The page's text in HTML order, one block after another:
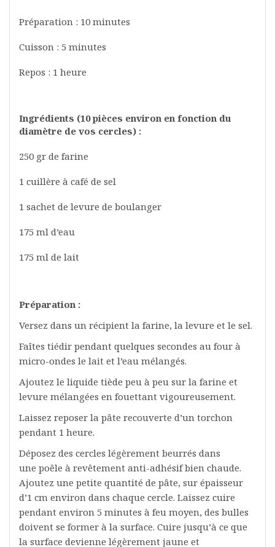
Préparation : 10 minutes
Cuisson : 5 minutes
Repos : 1 heure
Ingrédients (10 pièces environ en fonction du
diamètre de vos cercles) :
250 gr de farine
1 cuillère à café de sel
1 sachet de levure de boulanger
175 ml d’eau
175 ml de lait
Préparation :
Versez dans un récipient la farine, la levure et le sel.
Faîtes tiédir pendant quelques secondes au four à
micro-ondes le lait et l’eau mélangés.
Ajoutez le liquide tiède peu à peu sur la farine et
levure mélangées en fouettant vigoureusement.
Laissez reposer la pâte recouverte d’un torchon
pendant 1 heure.
Déposez des cercles légèrement beurrés dans
une poêle à revêtement anti-adhésif bien chaude.
Ajoutez une petite quantité de pâte, sur épaisseur
d’1 cm environ dans chaque cercle. Laissez cuire
pendant environ 5 minutes à feu moyen, des bulles
doivent se former à la surface. Cuire jusqu’à ce que
la surface devienne légèrement jaune et